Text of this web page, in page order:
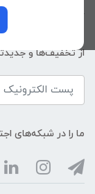
خرید عمده
از تخفیف‌ها و
ما را در شبکه‌های